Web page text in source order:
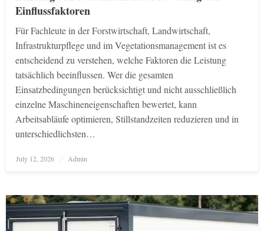
Einflussfaktoren
Für Fachleute in der Forstwirtschaft, Landwirtschaft,
Infrastrukturpflege und im Vegetationsmanagement ist es
entscheidend zu verstehen, welche Faktoren die Leistung
tatsächlich beeinflussen. Wer die gesamten
Einsatzbedingungen berücksichtigt und nicht ausschließlich
einzelne Maschineneigenschaften bewertet, kann
Arbeitsabläufe optimieren, Stillstandzeiten reduzieren und in
unterschiedlichsten…
Posted
on
July 12, 2026 Admin